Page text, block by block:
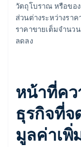
วัตถุโบราณ หรือขอ
ส่วนต่างระหว่างรา
ราคาขายเต็มจำนว
ลดลง
หน้าที่ค
ธุรกิจที่จ
มูลค่าเพิ่